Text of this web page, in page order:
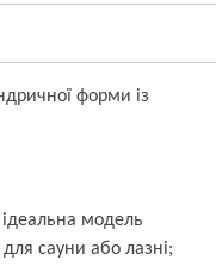
форми із
модель
сауни або лазні;